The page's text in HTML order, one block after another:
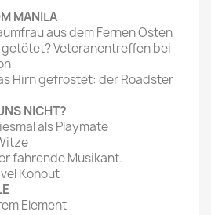
MANILA
aus dem Fernen Osten
Veteranentreffen bei
Hirn gefrostet: der Roadster
NICHT?
als Playmate
fahrende Musikant.
Kohout
Element